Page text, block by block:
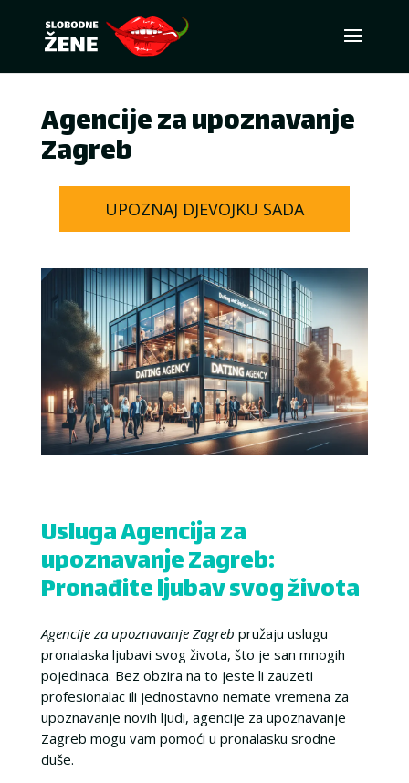
Agencije za upoznavanje
Zagreb
UPOZNAJ DJEVOJKU SADA
Usluga Agencija za
upoznavanje Zagreb:
Pronađite ljubav svog života
Agencije za upoznavanje Zagreb pružaju uslugu
pronalaska ljubavi svog života, što je san mnogih
pojedinaca. Bez obzira na to jeste li zauzeti
profesionalac ili jednostavno nemate vremena za
upoznavanje novih ljudi, agencije za upoznavanje
Zagreb mogu vam pomoći u pronalasku srodne
duše.